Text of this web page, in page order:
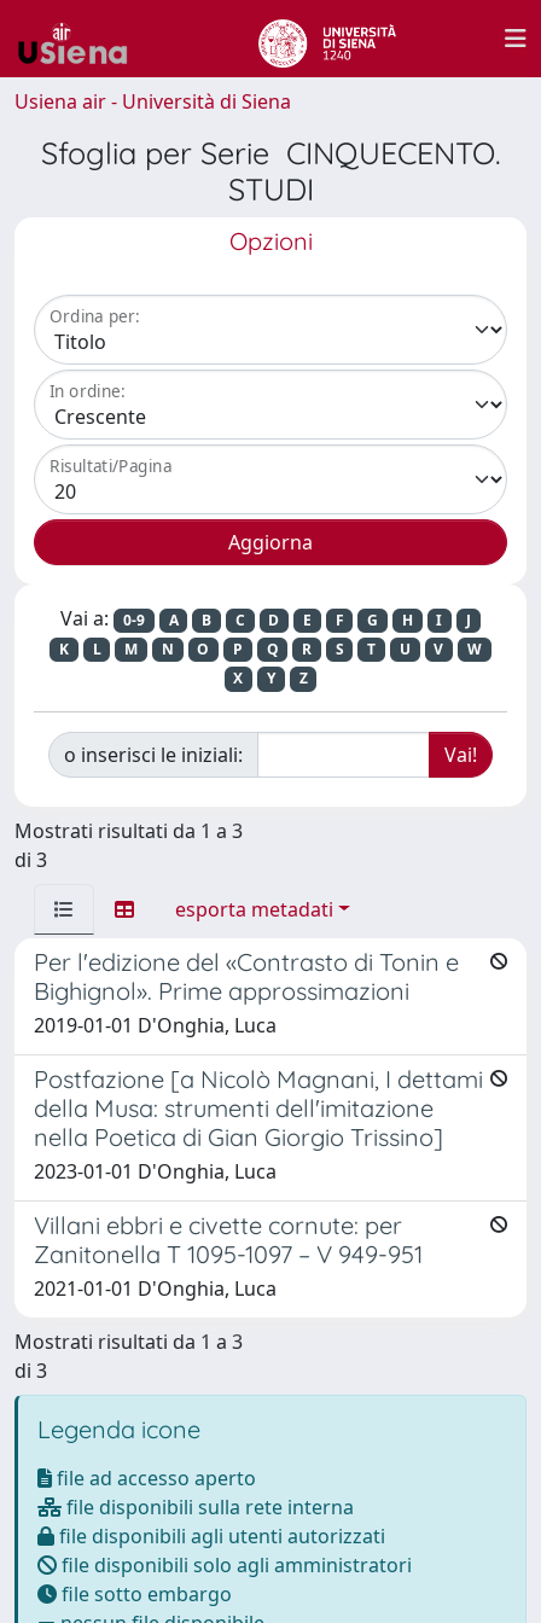
Usiena air - Università di Siena
Sfoglia per Serie CINQUECENTO.
STUDI
Opzioni
Ordina per:
In ordine:
Risultati/Pagina
Vai a: 0-9 A B C D E F G H I
J
K
L M N O P Q R S T U V
W
X
Y Z
o inserisci le iniziali:
Mostrati risultati da 1 a 3
di 3
esporta metadati
Per l'edizione del «Contrasto di Tonin e
Bighignol». Prime approssimazioni
2019-01-01 D'Onghia, Luca
Postfazione [a Nicolò Magnani, I dettami
della Musa: strumenti dell'imitazione
nella Poetica di Gian Giorgio Trissino]
2023-01-01 D'Onghia, Luca
Villani ebbri e civette cornute: per
Zanitonella T 1095-1097 – V 949-951
2021-01-01 D'Onghia, Luca
Mostrati risultati da 1 a 3
di 3
Legenda icone
file ad accesso aperto
file disponibili sulla rete interna
file disponibili agli utenti autorizzati
file disponibili solo agli amministratori
file sotto embargo